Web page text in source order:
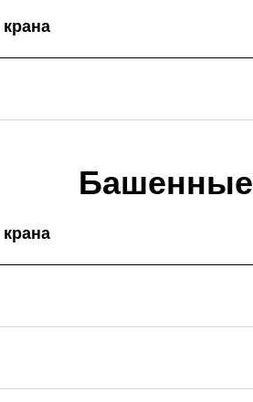
Башенные